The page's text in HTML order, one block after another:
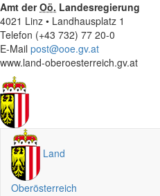
Amt derOö. Landesregierung
4021 Linz • Landhausplatz 1
Telefon (+43 732) 77 20-0
E-Mail post@ooe.gv.at
www.land-oberoesterreich.gv.at
Land
Oberösterreich